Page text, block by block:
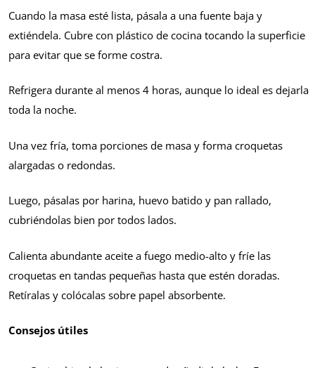
Cuando la masa esté lista, pásala a una fuente baja y
extiéndela. Cubre con plástico de cocina tocando la superficie
para evitar que se forme costra.
Refrigera durante al menos 4 horas, aunque lo ideal es dejarla
toda la noche.
Una vez fría, toma porciones de masa y forma croquetas
alargadas o redondas.
Luego, pásalas por harina, huevo batido y pan rallado,
cubriéndolas bien por todos lados.
Calienta abundante aceite a fuego medio-alto y fríe las
croquetas en tandas pequeñas hasta que estén doradas.
Retíralas y colócalas sobre papel absorbente.
Consejos útiles